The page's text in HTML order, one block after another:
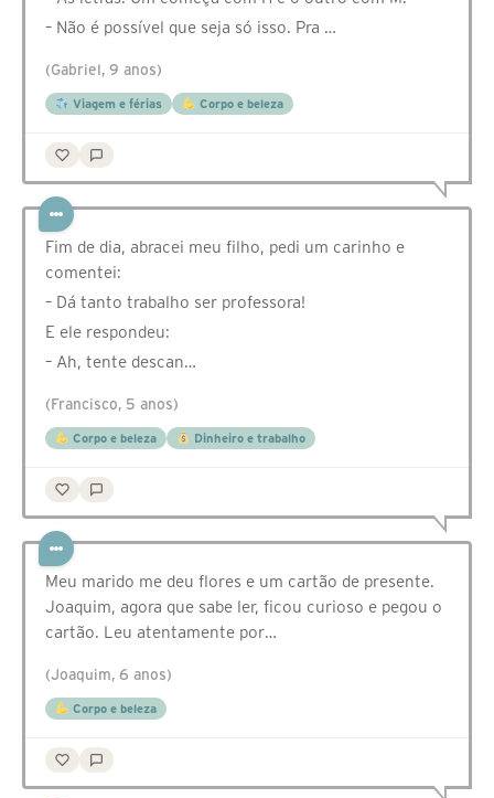
– Não é possível que seja só isso. Pra …
(Gabriel, 9 anos)
Viagem e férias Corpo e beleza
Fim de dia, abracei meu filho, pedi um carinho e
comentei:
– Dá tanto trabalho ser professora!
E ele respondeu:
– Ah, tente descan…
(Francisco, 5 anos)
Corpo e beleza Dinheiro e trabalho
Meu marido me deu flores e um cartão de presente.
Joaquim, agora que sabe ler, ficou curioso e pegou o
cartão. Leu atentamente por…
(Joaquim, 6 anos)
Corpo e beleza